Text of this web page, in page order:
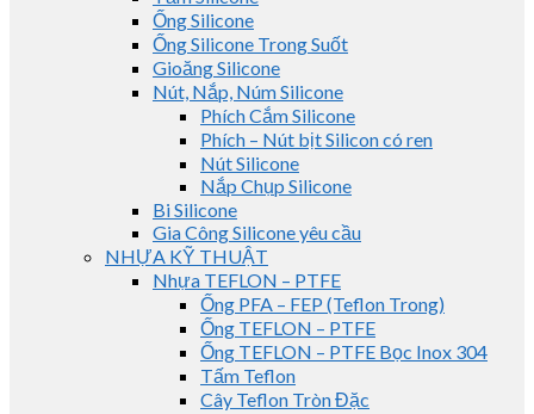
Ống Silicone
Ống Silicone Trong Suốt
Gioăng Silicone
Nút, Nắp, Núm Silicone
Phích Cắm Silicone
Phích – Nút bịt Silicon có ren
Nút Silicone
Nắp Chụp Silicone
Bi Silicone
Gia Công Silicone yêu cầu
NHỰA KỸ THUẬT
Nhựa TEFLON – PTFE
Ống PFA – FEP (Teflon Trong)
Ống TEFLON – PTFE
Ống TEFLON – PTFE Bọc Inox 304
Tấm Teflon
Cây Teflon Tròn Đặc